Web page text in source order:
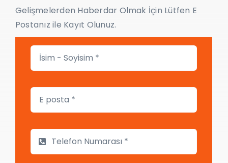
Gelişmelerden Haberdar Olmak İçin Lütfen E
Postanız ile Kayıt Olunuz.